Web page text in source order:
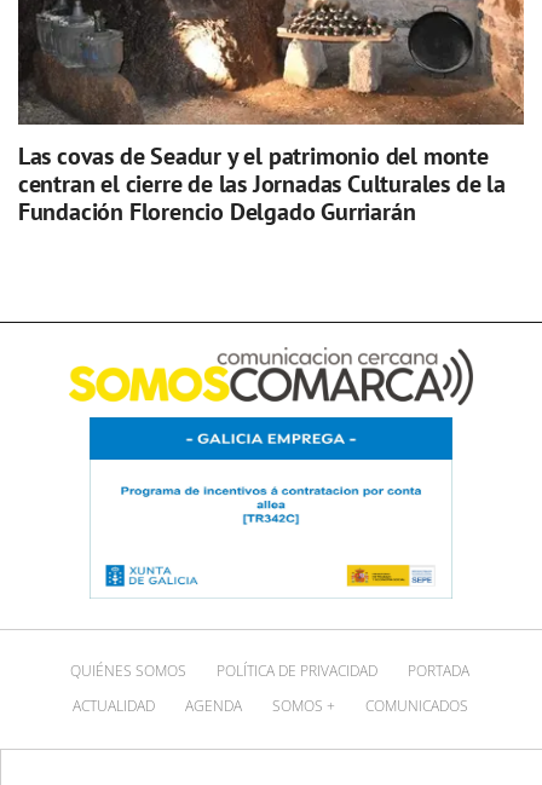
Las covas de Seadur y el patrimonio del monte
centran el cierre de las Jornadas Culturales de la
Fundación Florencio Delgado Gurriarán
QUIÉNES SOMOS POLÍTICA DE PRIVACIDAD
PORTADA
ACTUALIDAD
AGENDA SOMOS + COMUNICADOS